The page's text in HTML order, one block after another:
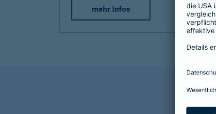
mehr Infos